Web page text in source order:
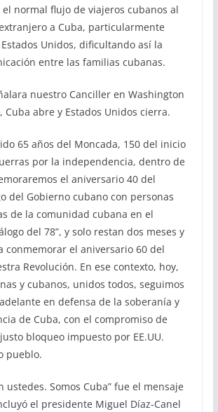
normal flujo de viajeros cubanos al
a Cuba, particularmente
Unidos, dificultando así la
entre las familias cubanas.
nuestro Canciller en Washington
Cuba abre y Estados Unidos cierra.
65 años del Moncada, 150 del inicio
por la independencia, dentro de
el aniversario 40 del
del Gobierno cubano con personas
de la comunidad cubana en el
del 78”, y solo restan dos meses y
conmemorar el aniversario 60 del
Revolución. En ese contexto, hoy,
y cubanos, unidos todos, seguimos
en defensa de la soberanía y
de Cuba, con el compromiso de
bloqueo impuesto por EE.UU.
pueblo.
ustedes. Somos Cuba” fue el mensaje
el presidente Miguel Díaz-Canel